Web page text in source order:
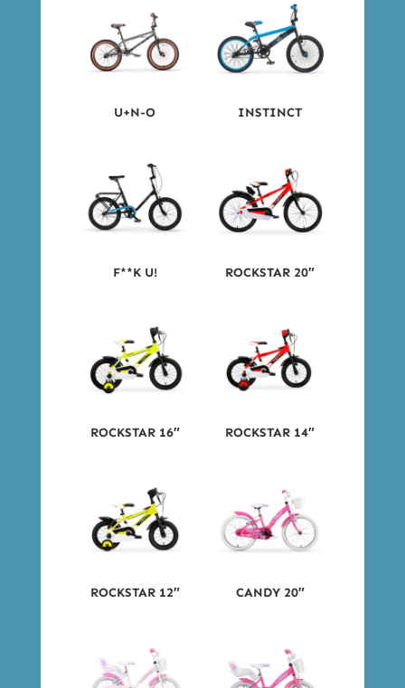
U+N-O INSTINCT
F**K U! ROCKSTAR 20″
ROCKSTAR 16″ ROCKSTAR 14″
ROCKSTAR 12″ CANDY 20″